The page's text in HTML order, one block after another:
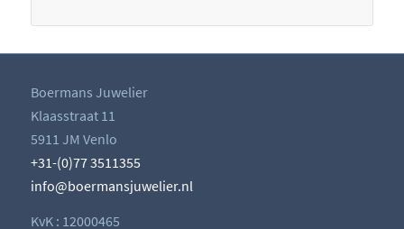
Boermans Juwelier
Klaasstraat 11
5911 JM Venlo
+31-(0)77 3511355
info@boermansjuwelier.nl
KvK : 12000465